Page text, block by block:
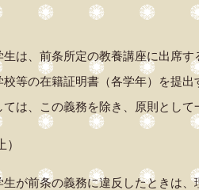
生は、前条所定の教養講座に出席
校等の在籍証明書（各学年）を提出
ては、この義務を除き、原則として
生が前条の義務に違反したときは